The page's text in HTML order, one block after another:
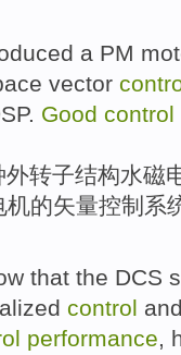
a PM
vector
. Good control
外转子结构水磁
机的矢量控制 系
that the DCS
control
performance,